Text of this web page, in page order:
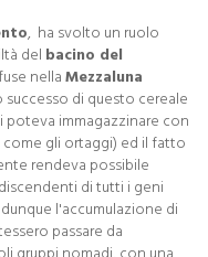
, ha svolto un ruolo
del bacino del
nellaMezzaluna
successo di questo cereale
poteva immagazzinare con
gli ortaggi) ed il fatto
rendeva possibile
di tutti i geni
l'accumulazione di
passare da